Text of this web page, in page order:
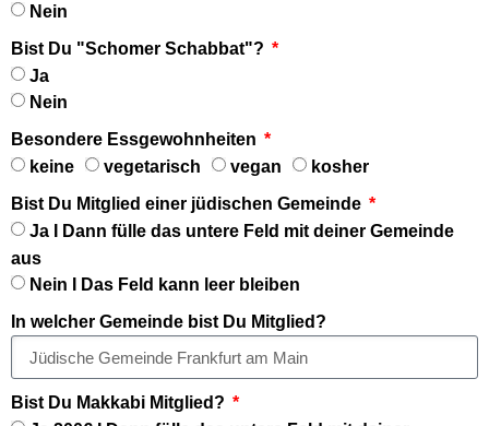
Nein
Bist Du "Schomer Schabbat"?
Ja
Nein
Besondere Essgewohnheiten
keine
vegetarisch vegan
kosher
Bist Du Mitglied einer jüdischen Gemeinde
Ja I Dann fülle das untere Feld mit deiner Gemeinde
aus
Nein I Das Feld kann leer bleiben
In welcher Gemeinde bist Du Mitglied?
Bist Du Makkabi Mitglied?